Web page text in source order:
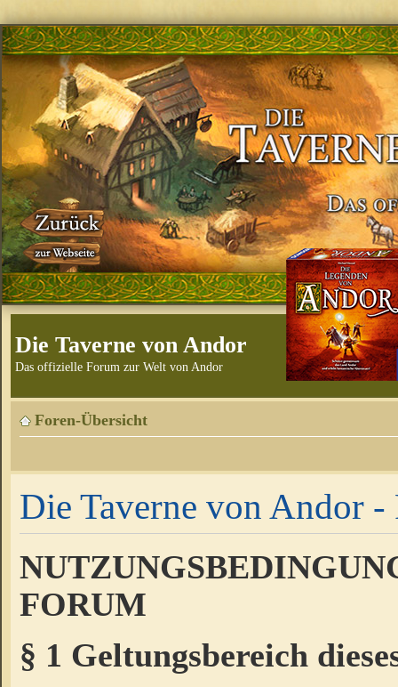
Die Taverne von Andor
Das offizielle Forum zur Welt von Andor
Foren-Übersicht
Die Taverne von Andor -
FORUM
§ 1 Geltungsbereich